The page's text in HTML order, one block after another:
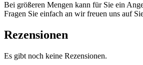
Bei größeren Mengen kann für Sie ein
Fragen Sie einfach an wir freuen uns auf
Rezensionen
Es gibt noch keine Rezensionen.